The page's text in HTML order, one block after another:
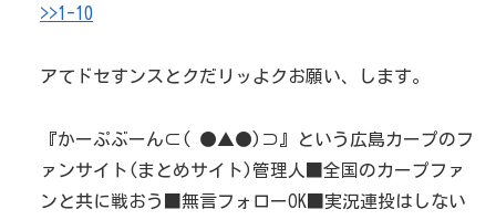
>>1-10
アてドセすンスとクだリッよクお願い、します。
『かーぷぶーん⊂( ●▲●)⊃』という広島カープのフ
ァンサイト(まとめサイト)管理人■全国のカープファ
ンと共に戦おう■無言フォローOK■実況連投はしない